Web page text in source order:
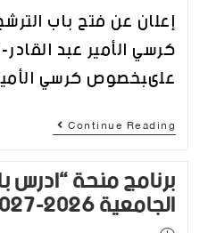
إعلان عن فتح باب
كرسي الأمير عبد
علىبخصوص كرسي
Continue Reading
برنامج منحة “ادرس
الجامعية 2026-2027